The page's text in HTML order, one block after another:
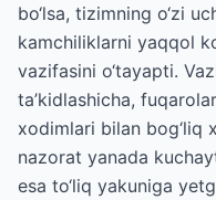
bo‘lsa, tizimning o‘zi
kamchiliklarni yaqqol
vazifasini o‘tayapti.
ta’kidlashicha,
xodimlari bilan bog‘liq
nazorat yanada
esa to‘liq yakuniga